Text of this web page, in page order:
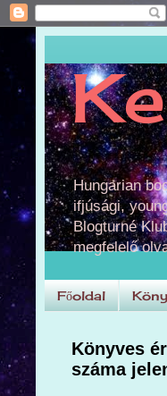
Hungarian
ifjúsági,
Blogturné
megfelelő
Főoldal
Könyves
száma